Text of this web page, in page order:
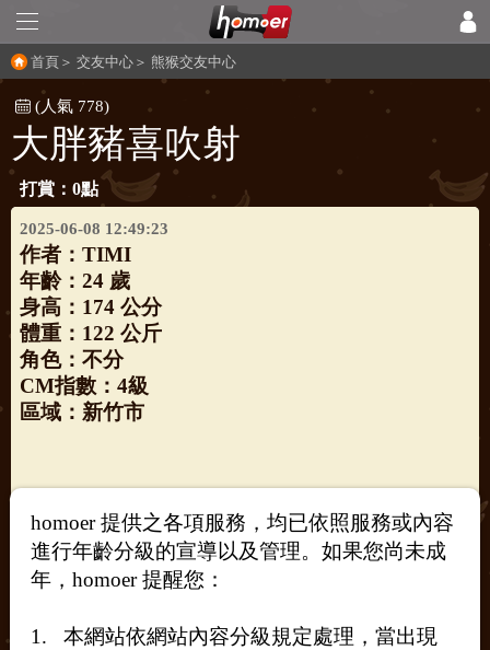
首頁 ＞ 交友中心 ＞ 熊猴交友中心
(人氣 778)
大胖豬喜吹射
打賞：0點
2025-06-08 12:49:23
作者： TIMI
年齡：24 歲
身高：174 公分
體重：122 公斤
角色：不分
CM指數：4級
區域：新竹市
homoer 提供之各項服務，均已依照服務或內容
進行年齡分級的宣導以及管理。如果您尚未成
年，homoer 提醒您：
本網站依網站內容分級規定處理，當出現